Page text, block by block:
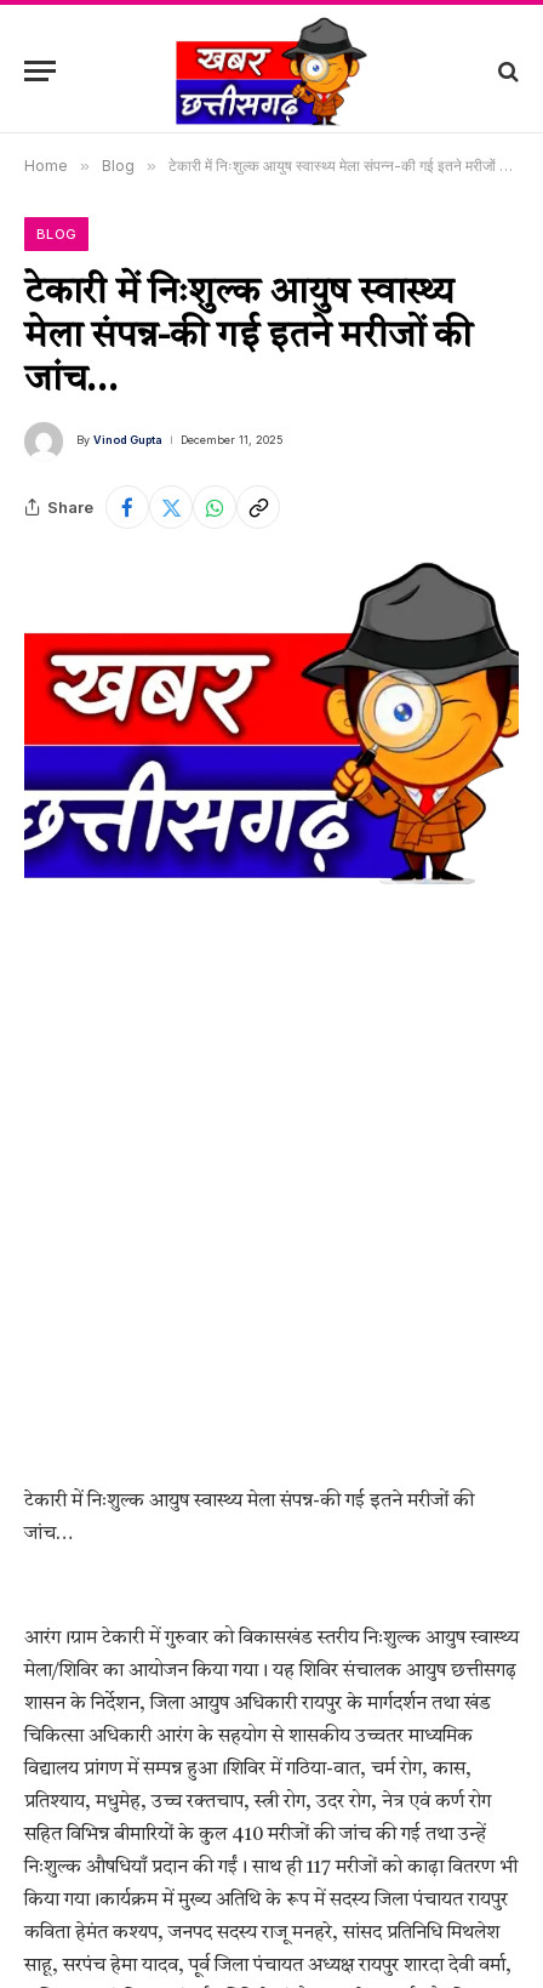
Home » Blog » टेकारी में निःशुल्क आयुष स्वास्थ्य मेला संपन्न-की गई इतने मरीजों की जांच…
BLOG
टेकारी में निःशुल्क आयुष स्वास्थ्य
मेला संपन्न-की गई इतने मरीजों की
जांच…
By Vinod Gupta December 11, 2025
Share
टेकारी में निःशुल्क आयुष स्वास्थ्य मेला संपन्न-की गई इतने मरीजों की
जांच…
आरंग।ग्राम टेकारी में गुरुवार को विकासखंड स्तरीय निःशुल्क आयुष स्वास्थ्य
मेला/शिविर का आयोजन किया गया। यह शिविर संचालक आयुष छत्तीसगढ़
शासन के निर्देशन, जिला आयुष अधिकारी रायपुर के मार्गदर्शन तथा खंड
चिकित्सा अधिकारी आरंग के सहयोग से शासकीय उच्चतर माध्यमिक
विद्यालय प्रांगण में सम्पन्न हुआ।शिविर में गठिया-वात, चर्म रोग, कास,
प्रतिश्याय, मधुमेह, उच्च रक्तचाप, स्त्री रोग, उदर रोग, नेत्र एवं कर्ण रोग
सहित विभिन्न बीमारियों के कुल 410 मरीजों की जांच की गई तथा उन्हें
निःशुल्क औषधियाँ प्रदान की गईं। साथ ही 117 मरीजों को काढ़ा वितरण भी
किया गया।कार्यक्रम में मुख्य अतिथि के रूप में सदस्य जिला पंचायत रायपुर
कविता हेमंत कश्यप, जनपद सदस्य राजू मनहरे, सांसद प्रतिनिधि मिथलेश
साहू, सरपंच हेमा यादव, पूर्व जिला पंचायत अध्यक्ष रायपुर शारदा देवी वर्मा,